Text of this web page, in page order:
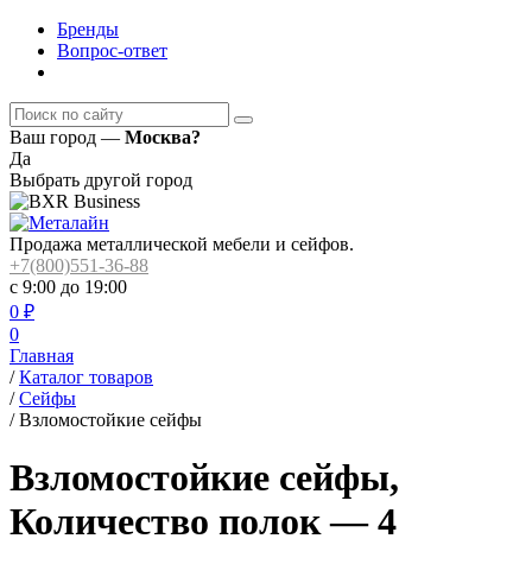
Бренды
Вопрос-ответ
Ваш город — Москва?
Да
Выбрать другой город
Продажа металлической мебели и сейфов.
+7(800)551-36-88
с 9:00 до 19:00
0 ₽
0
Главная
/ Каталог товаров
/ Сейфы
/ Взломостойкие сейфы
Взломостойкие сейфы,
Количество полок — 4